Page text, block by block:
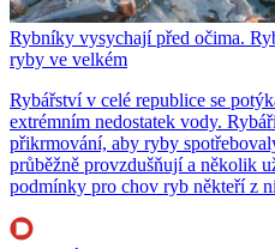
Rybníky vysychají před očima.
ryby ve velkém
Rybářství v celé republice se
extrémním nedostatek vody.
přikrmování, aby ryby
průběžně provzdušňují a několik
podmínky pro chov ryb někteří z